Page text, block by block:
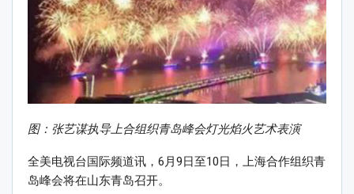
图：张艺谋执导上合组织青岛峰会灯光焰火艺术表演
全美电视台国际频道讯，6月9日至10日，上海合作组织青
岛峰会将在山东青岛召开。